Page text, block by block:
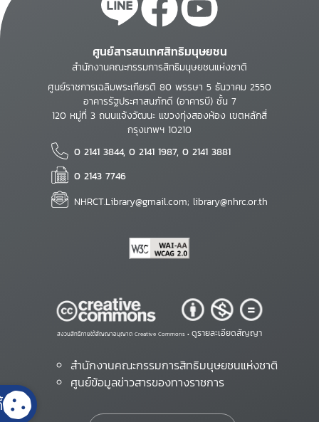
ศูนย์สารสนเทศสิทธิมนุษยชน
สำนักงานคณะกรรมการสิทธิมนุษยชนแห่งชาติ
ศูนย์ราชการเฉลิมพระเกียรติ 80 พรรษา 5 ธันวาคม 2550
อาคารรัฐประศาสนภักดี (อาคารบี) ชั้น 7
120 หมู่ที่ 3 ถนนแจ้งวัฒนะ แขวงทุ่งสองห้อง เขตหลักสี่
กรุงเทพฯ 10210
0 2141 3844, 0 2141 1987, 0 2141 3881
0 2143 7746
NHRCT.Library@gmail.com; library@nhrc.or.th
สงวนสิทธิ์ภายใต้สัญญาอนุญาต Creative Commons • ดูรายละเอียดสัญญา
สำนักงานคณะกรรมการสิทธิมนุษยชนแห่งชาติ
ศูนย์ข้อมูลข่าวสารของทางราชการ